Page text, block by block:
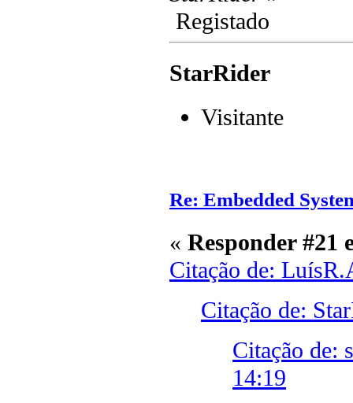
Registado
StarRider
Visitante
Re: Embedded
« Responder #21
Citação de:
Citação de:
Citação de:
14:19